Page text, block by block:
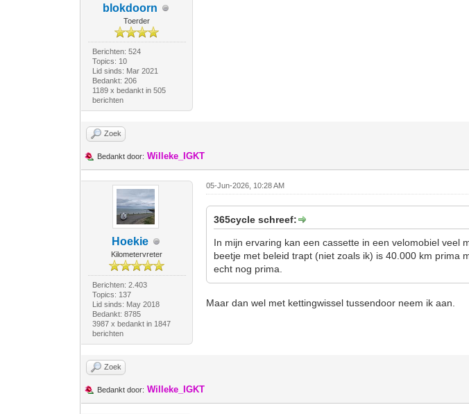
blokdoorn
Toerder
Berichten: 524
Topics: 10
Lid sinds: Mar 2021
Bedankt: 206
1189 x bedankt in 505
berichten
Zoek
Bedankt door: Willeke_IGKT
Hoekie
Kilometervreter
Berichten: 2.403
Topics: 137
Lid sinds: May 2018
Bedankt: 8785
3987 x bedankt in 1847
berichten
05-Jun-2026, 10:28 AM
365cycle schreef:
In mijn ervaring kan een cassette in een velomobiel veel
beetje met beleid trapt (niet zoals ik) is 40.000 km prima
echt nog prima.
Maar dan wel met kettingwissel tussendoor neem ik aan.
Zoek
Bedankt door: Willeke_IGKT